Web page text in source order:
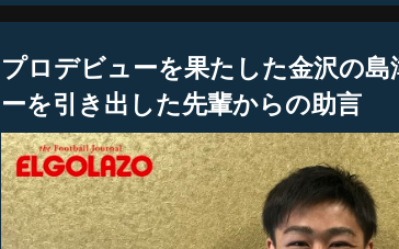
プロデビューを果たした金沢の
ーを引き出した先輩からの助言